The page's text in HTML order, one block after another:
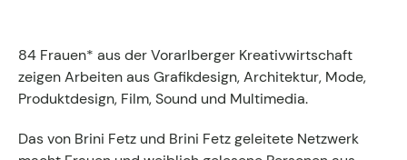
Kontakt zum Fachgruppenbüro der wkv
84 Frauen* aus der Vorarlberger Kreativwirtschaft
zeigen Arbeiten aus Grafikdesign, Architektur, Mode,
Produktdesign, Film, Sound und Multimedia.
Das von Brini Fetz und Brini Fetz geleitete Netzwerk